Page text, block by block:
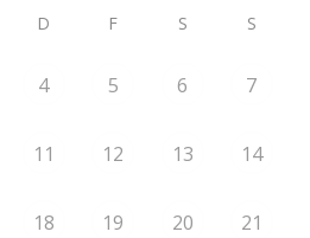
D F S S
4 5 6 7
11 12 13 14
18 19 20 21